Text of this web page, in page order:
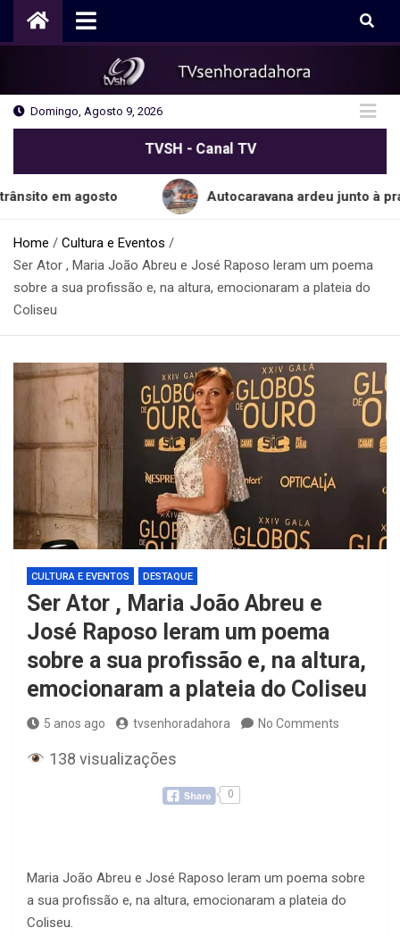
Domingo, Agosto 9, 2026
TVSH - Canal TV
agosto Autocaravana ardeu junto à praia do
Home
Cultura e Eventos
Ser Ator , Maria João Abreu e José Raposo leram um poema
sobre a sua profissão e, na altura, emocionaram a plateia do
Coliseu
CULTURA E EVENTOS DESTAQUE
Ser Ator , Maria João Abreu e
José Raposo leram um poema
sobre a sua profissão e, na altura,
emocionaram a plateia do Coliseu
5 anos ago tvsenhoradahora No Comments
138 visualizações
0
Maria João Abreu e José Raposo leram um poema sobre
a sua profissão e, na altura, emocionaram a plateia do
Coliseu.